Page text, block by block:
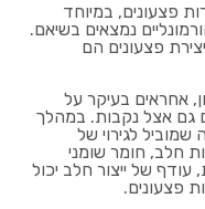
פצעונים, במיוחד
נמצאים בשיאם.
פצעונים הם
אחראים בעיקר על
גם אצל נקבות. במהלך
לגירוי של
חלב, חומר שומני
של ייצור חלב יכול
פצעונים.